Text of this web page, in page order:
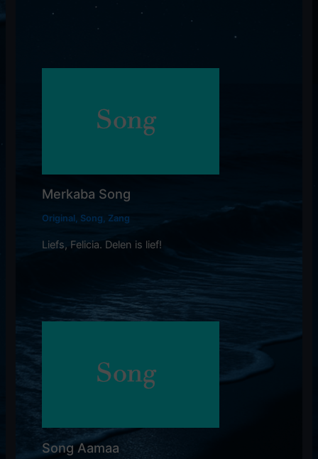
Merkaba Song
Original, Song, Zang
Liefs, Felicia. Delen is lief!
Song Aamaa